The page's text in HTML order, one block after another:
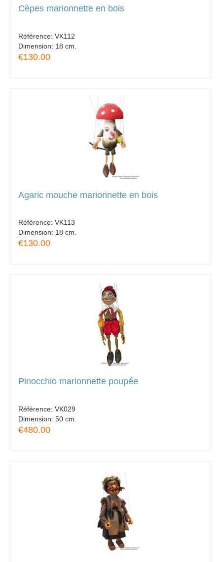
Cèpes marionnette en bois
Référence: VK112
Dimension: 18 cm.
€130.00
Agaric mouche marionnette en bois
Référence: VK113
Dimension: 18 cm.
€130.00
Pinocchio marionnette poupée
Référence: VK029
Dimension: 50 cm.
€480.00